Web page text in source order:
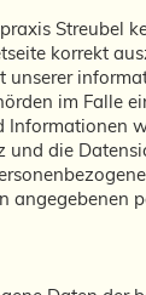
Streubel
korrekt
im Falle
die